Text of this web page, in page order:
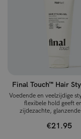
Final Touch™ Hair
Voedende en veelzijdige
flexibele hold geeft
zijdezachte,
€21.95